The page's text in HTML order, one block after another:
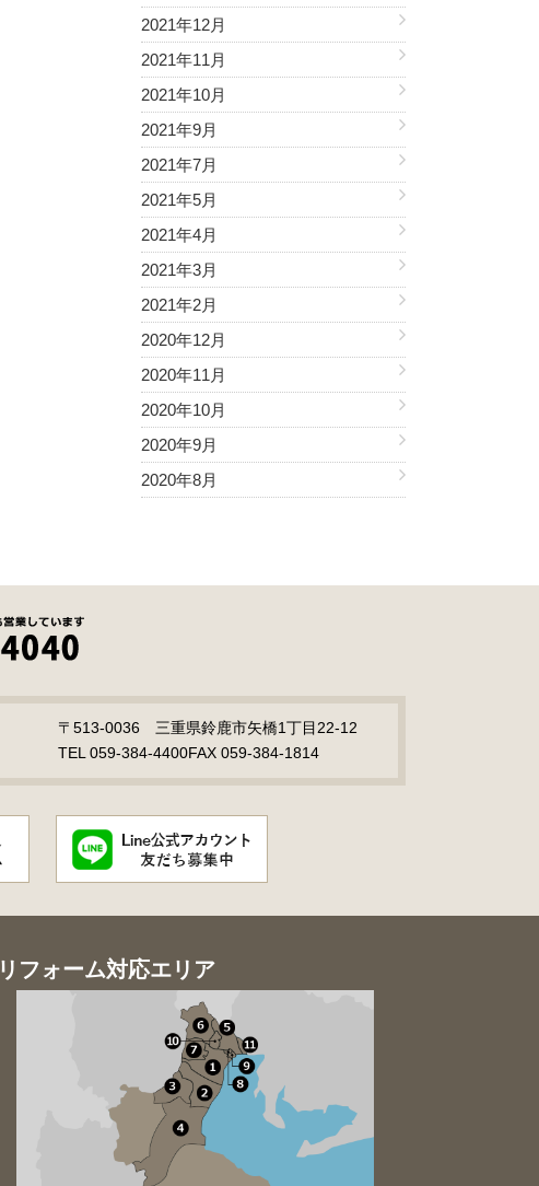
2021年12月
2021年11月
2021年10月
2021年9月
2021年7月
2021年5月
2021年4月
2021年3月
2021年2月
2020年12月
2020年11月
2020年10月
2020年9月
2020年8月
〒513-0036 三重県鈴鹿市矢橋1丁目22-12
TEL 059-384-4400FAX 059-384-1814
リフォーム対応エリア